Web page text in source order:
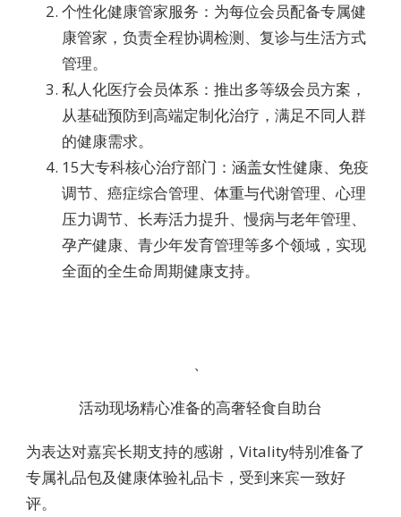
个性化健康管家服务：为每位会员配备专属健
康管家，负责全程协调检测、复诊与生活方式
管理。
私人化医疗会员体系：推出多等级会员方案，
从基础预防到高端定制化治疗，满足不同人群
的健康需求。
15大专科核心治疗部门：涵盖女性健康、免疫
调节、癌症综合管理、体重与代谢管理、心理
压力调节、长寿活力提升、慢病与老年管理、
孕产健康、青少年发育管理等多个领域，实现
全面的全生命周期健康支持。
、
活动现场精心准备的高奢轻食自助台
为表达对嘉宾长期支持的感谢，Vitality特别准备了
专属礼品包及健康体验礼品卡，受到来宾一致好
评。